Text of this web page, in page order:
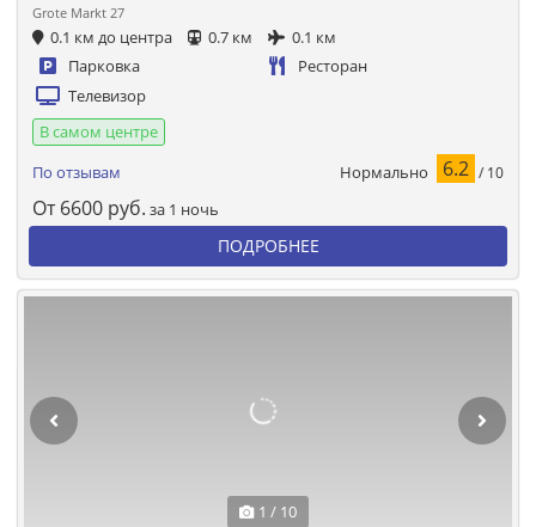
Grote Markt 27
0.1 км до центра 0.7 км
0.1 км
Парковка
Ресторан
Телевизор
В самом центре
По отзывам
Нормально 6.2 / 10
От 6600 руб. за 1 ночь
ПОДРОБНЕЕ
1 / 10